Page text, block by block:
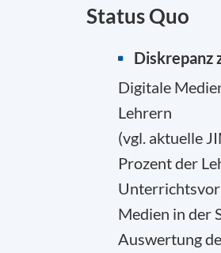
Status Quo
Diskrepanz
Digitale
Lehrern
(vgl. aktuelle
Prozent der
Medien in der
Auswertung